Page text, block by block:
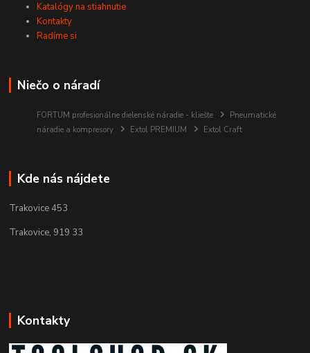
Katalógy na stiahnutie
Kontakty
Radíme si
Niečo o náradí
FORTUM profesionálne dielenské náradie - kliešte
Pneumatické
náradie a kompresory
Extol PREMIUM Extol Craft
Kde nás nájdete
Trakovice 453
Trakovice, 919 33
Kontakty